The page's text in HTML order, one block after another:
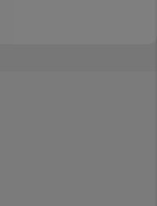
Branco Q1422